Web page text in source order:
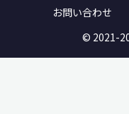
お問い合わせ
© 2021-